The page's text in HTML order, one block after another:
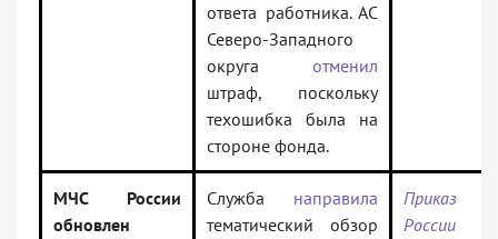
ответа работника. АС
Северо-Западного
округа отменил
штраф, поскольку
техошибка была на
стороне фонда.
МЧС России
обновлен
Служба направила
тематический обзор
Приказ
России